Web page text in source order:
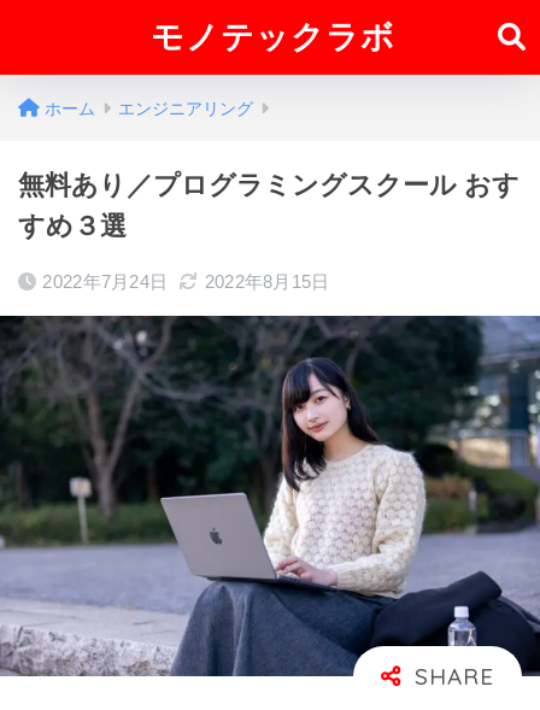
モノテックラボ
ホーム エンジニアリング
無料あり／プログラミングスクール おす
すめ３選
2022年7月24日 2022年8月15日